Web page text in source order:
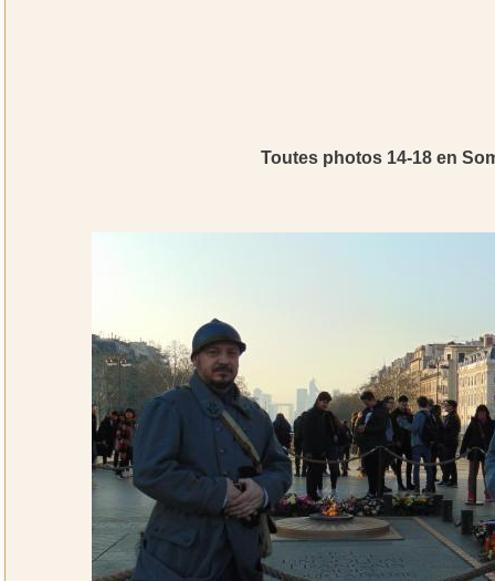
Toutes photos 14-18 en